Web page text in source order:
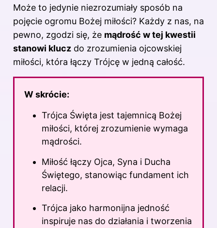
Może to jedynie niezrozumiały sposób na
pojęcie ogromu Bożej miłości? Każdy z nas, na
pewno, zgodzi się, że mądrość w tej kwestii
stanowi klucz do zrozumienia ojcowskiej
miłości, która łączy Trójcę w jedną całość.
W skrócie:
Trójca Święta jest tajemnicą Bożej
miłości, której zrozumienie wymaga
mądrości.
Miłość łączy Ojca, Syna i Ducha
Świętego, stanowiąc fundament ich
relacji.
Trójca jako harmonijna jedność
inspiruje nas do działania i tworzenia